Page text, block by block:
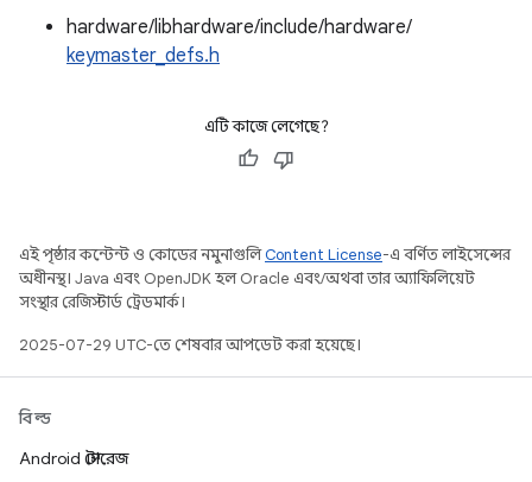
hardware/libhardware/include/hardware/
keymaster_defs.h
এটি কাজে লেগেছে?
এই পৃষ্ঠার কন্টেন্ট ও কোডের নমুনাগুলিContent License-এ বর্ণিত লাইসেন্সের
অধীনস্থ। Java এবং OpenJDK হল Oracle এবং/অথবা তার অ্যাফিলিয়েট
সংস্থার রেজিস্টার্ড ট্রেডমার্ক।
2025-07-29 UTC-তে শেষবার আপডেট করা হয়েছে।
বিল্ড
Android স্টোরেজ